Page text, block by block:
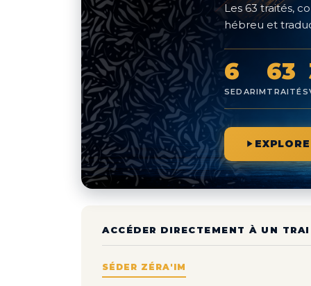
Les 63 traités,
hébreu et
6
SEDARIM
63
TRAITÉS
ACCÉDER DIRECTEMENT À UN
SÉDER ZÉRA'IM